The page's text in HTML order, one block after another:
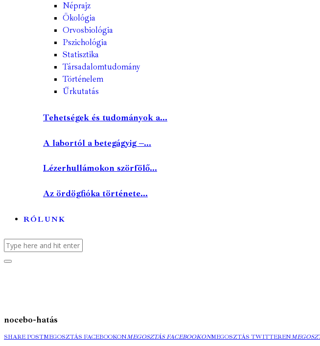
Néprajz
Ökológia
Orvosbiológia
Pszichológia
Statisztika
Társadalomtudomány
Történelem
Űrkutatás
Tehetségek és tudományok a...
A labortól a betegágyig –...
Lézerhullámokon szörfölő...
Az ördögfióka története...
RÓLUNK
nocebo-hatás
SHARE POSTMEGOSZTÁS FACEBOOKONMEGOSZTÁS FACEBOOKONMEGOSZTÁS TWITTEREN